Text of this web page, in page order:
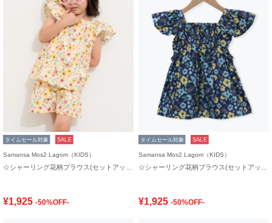
タイムセール対象 SALE
Samansa Mos2 Lagom（KIDS）
¥1,925 -50%OFF-
タイムセール対象 SALE
Samansa Mos2 Lagom（KIDS）
¥1,925 -50%OFF-